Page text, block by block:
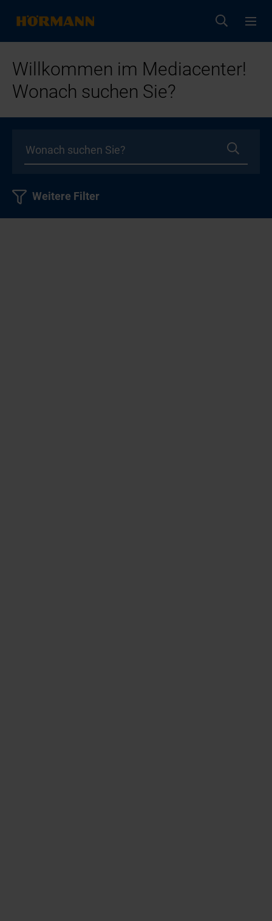
Willkommen im Mediacenter!
Wonach suchen Sie?
Weitere Filter